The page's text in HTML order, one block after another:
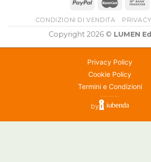
CONDIZIONI DI VENDITA PRIVACY
Copyright 2026 © LUMEN
Privacy Policy
Cookie Policy
Termini e Condizioni
⸻
by